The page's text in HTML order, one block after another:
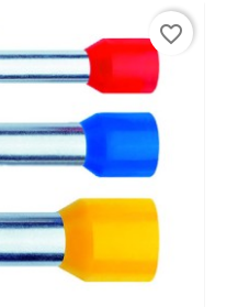
favorite_border